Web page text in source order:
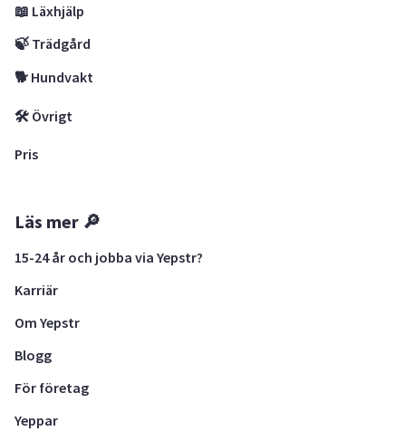
📖 Läxhjälp
🍃 Trädgård
🐕 Hundvakt
🛠 Övrigt
Pris
Läs mer 🔎
15-24 år och jobba via Yepstr?
Karriär
Om Yepstr
Blogg
För företag
Yeppar